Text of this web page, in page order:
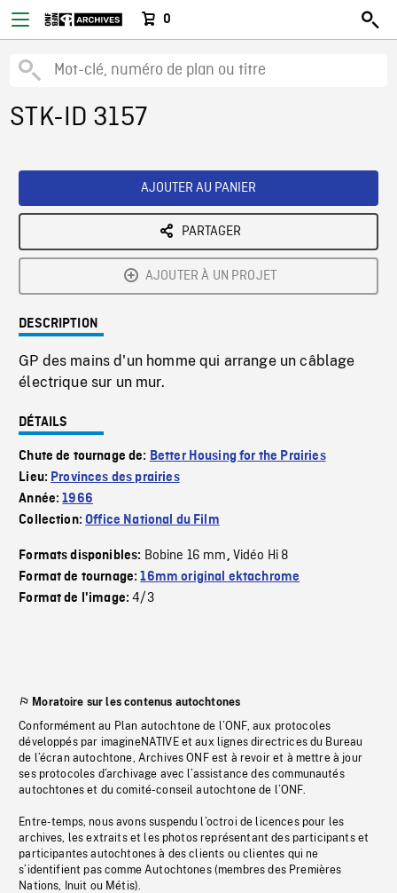
0
STK-ID 3157
AJOUTER AU PANIER
PARTAGER
AJOUTER À UN PROJET
DESCRIPTION
GP des mains d'un homme qui arrange un câblage
électrique sur un mur.
DÉTAILS
Chute de tournage de: Better Housing for the Prairies
Lieu: Provinces des prairies
Année:1966
Collection:Office National du Film
Formats disponibles: Bobine 16 mm, Vidéo Hi 8
Format de tournage:16mm original ektachrome
Format de l'image:4/3
Moratoire sur les contenus autochtones
Conformément au Plan autochtone de l’ONF, aux protocoles
développés par imagineNATIVE et aux lignes directrices du Bureau
de l’écran autochtone, Archives ONF est à revoir et à mettre à jour
ses protocoles d’archivage avec l’assistance des communautés
autochtones et du comité-conseil autochtone de l’ONF.
Entre-temps, nous avons suspendu l’octroi de licences pour les
archives, les extraits et les photos représentant des participants et
participantes autochtones à des clients ou clientes qui ne
s’identifient pas comme Autochtones (membres des Premières
Nations, Inuit ou Métis).